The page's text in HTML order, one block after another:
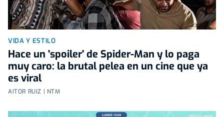
VIDA Y ESTILO
Hace un 'spoiler' de Spider-Man y lo paga
muy caro: la brutal pelea en un cine que ya
es viral
AITOR RUIZ | NTM